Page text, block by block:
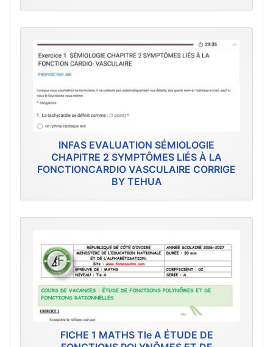
INFAS EVALUATION SÉMIOLOGIE
CHAPITRE 2 SYMPTÔMES LIÉS À LA
FONCTIONCARDIO VASCULAIRE CORRIGE
BY TEHUA
FICHE 1 MATHS Tle A ÉTUDE DE